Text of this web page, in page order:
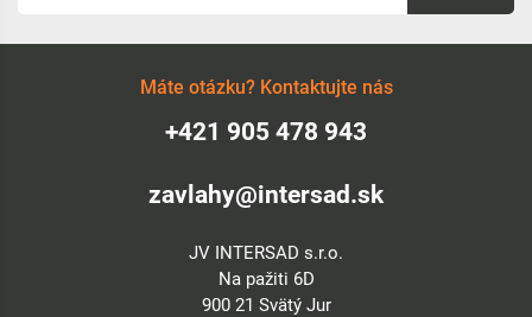
Máte otázku? Kontaktujte nás
+421 905 478 943
zavlahy@intersad.sk
JV INTERSAD s.r.o.
Na pažiti 6D
900 21 Svätý Jur